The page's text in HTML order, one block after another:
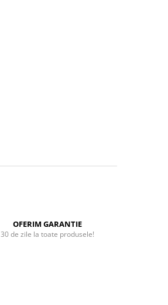
OFERIM GARANTIE
30 de zile la toate produsele!